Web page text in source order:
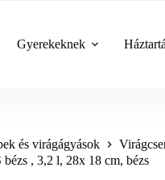
Gyerekeknek
és virágágyások
, 3,2 l, 28x 18 cm, bézs